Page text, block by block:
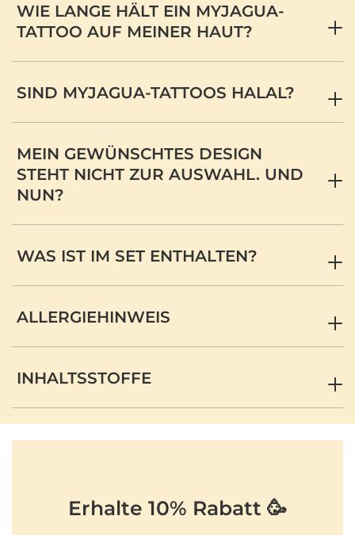
WIE LANGE HÄLT EIN MYJAGUA-
TATTOO AUF MEINER HAUT?
SIND MYJAGUA-TATTOOS HALAL?
MEIN GEWÜNSCHTES DESIGN
STEHT NICHT ZUR AUSWAHL. UND
NUN?
WAS IST IM SET ENTHALTEN?
ALLERGIEHINWEIS
INHALTSSTOFFE
Erhalte 10% Rabatt 🥳